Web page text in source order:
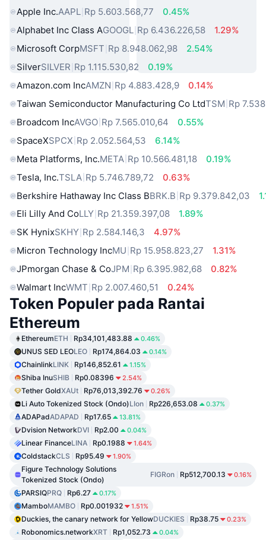
Apple Inc.AAPL Rp 5.603.568,77
0.45%
Alphabet Inc Class AGOOGL Rp 6.436.226,58
1.29%
Microsoft CorpMSFT Rp 8.948.062,98
2.54%
SilverSILVER Rp 1.115.530,82
0.19%
Amazon.com IncAMZN Rp 4.883.428,9
0.14%
Taiwan Semiconductor Manufacturing Co LtdTSM Rp
Broadcom IncAVGO Rp 7.565.010,64
0.55%
SpaceXSPCX Rp 2.052.564,53
6.14%
Meta Platforms, Inc.META Rp 10.566.481,18
0.19%
Tesla, Inc.TSLA Rp 5.746.789,72
0.63%
Berkshire Hathaway Inc Class BBRK.B Rp 9.379.842,03
Eli Lilly And CoLLY Rp 21.359.397,08
1.89%
SK HynixSKHY Rp 2.584.146,3
4.97%
Micron Technology IncMU Rp 15.958.823,27
1.31%
JPmorgan Chase & CoJPM Rp 6.395.982,68
0.82%
Walmart IncWMT Rp 2.007.460,51 0.24%
Token Populer pada Rantai
Ethereum
EthereumETH Rp34,101,483.88 0.46%
UNUS SED LEOLEO Rp174,864.03 0.14%
ChainlinkLINK Rp146,852.61 1.15%
Shiba InuSHIB Rp0.08396 2.54%
Tether GoldXAUt Rp76,013,392.76 0.26%
Li Auto Tokenized Stock (Ondo)LIon Rp226,653.08 0.37%
ADAPadADAPAD Rp17.65 13.81%
Dvision NetworkDVI Rp2.00 0.04%
Linear FinanceLINA Rp0.1988 1.64%
ColdstackCLS Rp95.49 1.90%
Figure Technology Solutions
Tokenized Stock (Ondo)
FIGRon Rp512,700.13 0.16%
PARSIQPRQ Rp6.27 0.17%
MamboMAMBO Rp0.001932 1.51%
Duckies, the canary network for YellowDUCKIES Rp38.75 0.23%
Robonomics.networkXRT Rp1,052.73 0.04%